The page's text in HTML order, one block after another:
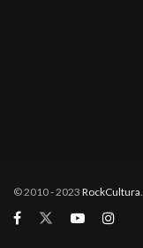
© 2010 - 2023 RockCultura.